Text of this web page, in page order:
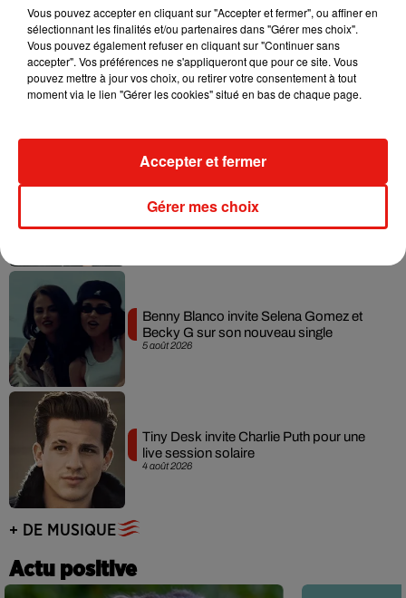
Tayc et Didi B dévoilent le single le plus
dansant de l’année
collaboration tant attendue
5 août 2026
Benny Blanco invite Selena Gomez et
Becky G sur son nouveau single
4 août 2026
Tiny Desk invite Charlie Puth pour une
live session solaire
+ DE MUSIQUE
Actu positive
Vous pouvez accepter en cliquant sur "Accepter et fermer", ou affiner en
sélectionnant les finalités et/ou partenaires dans "Gérer mes choix".
Vous pouvez également refuser en cliquant sur "Continuer sans
accepter". Vos préférences ne s'appliqueront que pour ce site. Vous
pouvez mettre à jour vos choix, ou retirer votre consentement à tout
moment via le lien "Gérer les cookies" situé en bas de chaque page.
Gérer mes choix
Accepter et fermer